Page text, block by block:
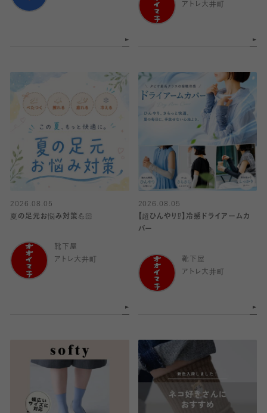
アトレ大井町
2026.08.05
夏の足元お悩み対策💪🏻
靴下屋
アトレ大井町
2026.08.05
【超ひんやり⁉︎】冷感ドライアームカ
バー
靴下屋
アトレ大井町